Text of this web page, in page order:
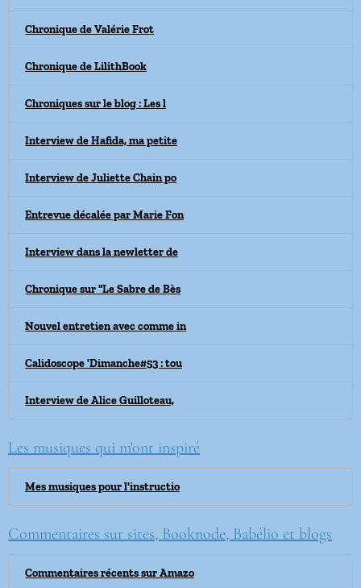
Chronique de Valérie Frot
Chronique de LilithBook
Chroniques sur le blog : Les l
Interview de Hafida, ma petite
Interview de Juliette Chain po
Entrevue décalée par Marie Fon
Interview dans la newletter de
Chronique sur "Le Sabre de Bès
Nouvel entretien avec comme in
Calidoscope 'Dimanche#53 : tou
Interview de Alice Guilloteau,
Les musiques qui m'ont inspiré
Mes musiques pour l'instructio
Commentaires sur sites, Booknode, Babélio et blogs
Commentaires récents sur Amazo